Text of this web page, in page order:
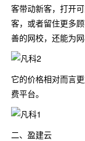
客带动新客，打开
客，或者留住更多
善的网校，还能为网
它的价格相对而言
费平台。
二、盈建云